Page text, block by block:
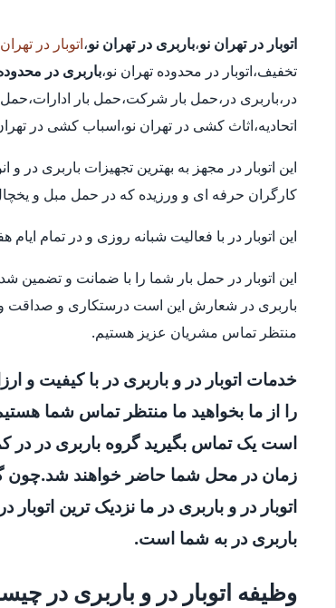
اتوبار در تهران نو،باربری در تهران نو،اتوبار در
تخفیف،اتوبار در محدوده تهران نو،باربری در
در،باربری در،حمل بار شرکت،حمل بار
اتحادیه،اثاث کشی در تهران نو،اسباب کشی در
این اتوبار در مجهز به بهترین تجهیزات باربری
کارگران حرفه ای و ورزیده که در حمل مبل و
این اتوبار در با فعالیت شبانه روزی و در تمام
این اتوبار در حمل بار شما را با ضمانت و
باربری در شعارش این است درستکاری و صداقت
منتظر تماس مشریان عزیز هستیم.
خدمات اتوبار در و باربری در با کیفیت و
را از ما بخواهید ما منتظر تماس شما
است یک تماس بگیرید گروه باربری در در
زمان در محل شما حاضر خواهند شد.چون
اتوبار در و باربری در ما نزدیک ترین اتوبار
باربری در به شما است.
وظیفه اتوبار در و باربری در